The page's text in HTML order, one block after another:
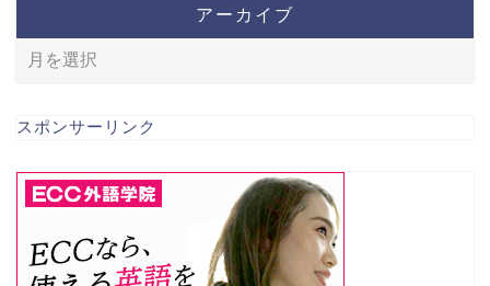
アーカイブ
スポンサーリンク